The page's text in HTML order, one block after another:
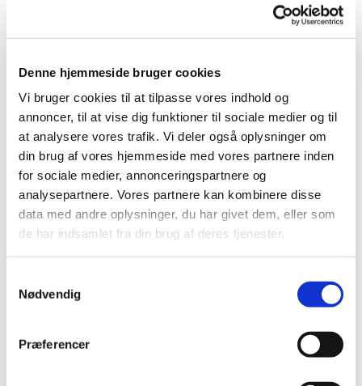
Denne hjemmeside bruger cookies
Vi bruger cookies til at tilpasse vores indhold og
annoncer, til at vise dig funktioner til sociale medier og til
at analysere vores trafik. Vi deler også oplysninger om
din brug af vores hjemmeside med vores partnere inden
for sociale medier, annonceringspartnere og
analysepartnere. Vores partnere kan kombinere disse
data med andre oplysninger, du har givet dem, eller som
de har indsamlet fra din brug af deres tjenester.
Nødvendig
Præferencer
Du vil måske også kunne lide...